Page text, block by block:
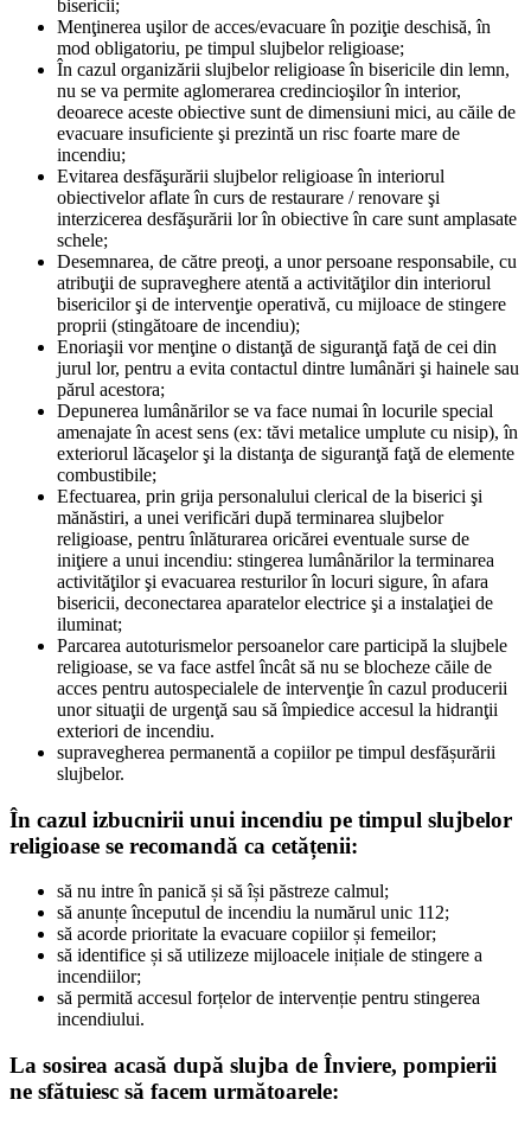
bisericii;
Menţinerea uşilor de acces/evacuare în poziţie deschisă, în
mod obligatoriu, pe timpul slujbelor religioase;
În cazul organizării slujbelor religioase în bisericile din lemn,
nu se va permite aglomerarea credincioşilor în interior,
deoarece aceste obiective sunt de dimensiuni mici, au căile de
evacuare insuficiente şi prezintă un risc foarte mare de
incendiu;
Evitarea desfăşurării slujbelor religioase în interiorul
obiectivelor aflate în curs de restaurare / renovare şi
interzicerea desfăşurării lor în obiective în care sunt amplasate
schele;
Desemnarea, de către preoţi, a unor persoane responsabile, cu
atribuţii de supraveghere atentă a activităţilor din interiorul
bisericilor şi de intervenţie operativă, cu mijloace de stingere
proprii (stingătoare de incendiu);
Enoriaşii vor menţine o distanţă de siguranţă faţă de cei din
jurul lor, pentru a evita contactul dintre lumânări şi hainele sau
părul acestora;
Depunerea lumânărilor se va face numai în locurile special
amenajate în acest sens (ex: tăvi metalice umplute cu nisip), în
exteriorul lăcaşelor şi la distanţa de siguranţă faţă de elemente
combustibile;
Efectuarea, prin grija personalului clerical de la biserici şi
mănăstiri, a unei verificări după terminarea slujbelor
religioase, pentru înlăturarea oricărei eventuale surse de
iniţiere a unui incendiu: stingerea lumânărilor la terminarea
activităţilor şi evacuarea resturilor în locuri sigure, în afara
bisericii, deconectarea aparatelor electrice şi a instalaţiei de
iluminat;
Parcarea autoturismelor persoanelor care participă la slujbele
religioase, se va face astfel încât să nu se blocheze căile de
acces pentru autospecialele de intervenţie în cazul producerii
unor situaţii de urgenţă sau să împiedice accesul la hidranţii
exteriori de incendiu.
supravegherea permanentă a copiilor pe timpul desfășurării
slujbelor.
În cazul izbucnirii unui incendiu pe timpul slujbelor
religioase se recomandă ca cetățenii:
să nu intre în panică și să își păstreze calmul;
să anunțe începutul de incendiu la numărul unic 112;
să acorde prioritate la evacuare copiilor și femeilor;
să identifice și să utilizeze mijloacele inițiale de stingere a
incendiilor;
să permită accesul forțelor de intervenție pentru stingerea
incendiului.
La sosirea acasă după slujba de Înviere, pompierii
ne sfătuiesc să facem următoarele: